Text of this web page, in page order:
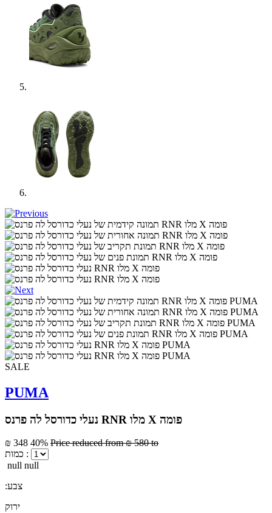
SALE
PUMA
נעלי כדורסל לה פרנס RNR מלו X פומה
₪ 348 40% Price reduced from₪ 580 to
כמות :
null null
:צבע
ירוק